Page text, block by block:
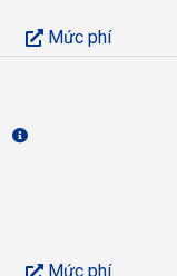
Mức phí
Mức phí